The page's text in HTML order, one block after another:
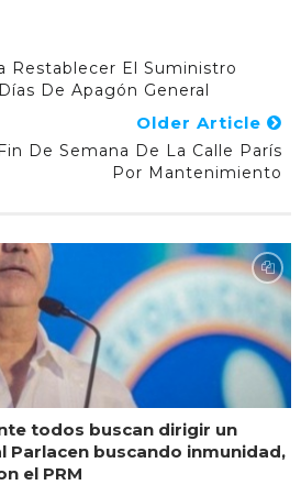
Restablecer El Suministro
De Apagón General
Older Article
De Semana De La Calle París
Por Mantenimiento
todos buscan dirigir un
buscando inmunidad,
el PRM